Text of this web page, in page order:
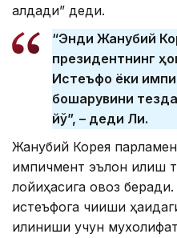
алдади” деди.
“Энди Жанубий
президентнинг
Истеъфо ёки
бошқарувини
йўқ”, – деди Ли.
Жанубий Корея
импичмент эълон қилиш
лойиҳасига овоз
истеъфога чиқиши
қилиниши учун